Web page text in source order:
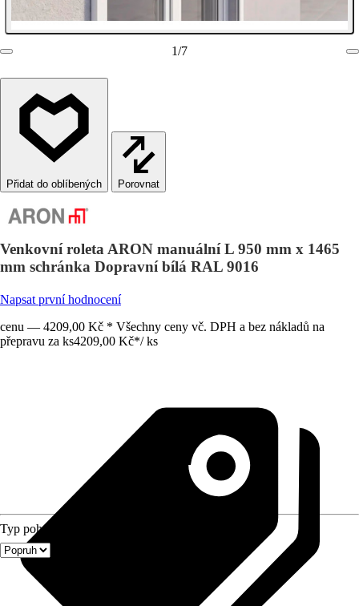
1/7
Porovnat
Venkovní roleta ARON manuální L 950 mm x 1465
mm schránka Dopravní bílá RAL 9016
Napsat první hodnocení
cenu — 4209,00 Kč * Všechny ceny vč. DPH a bez nákladů na
přepravu za ks4209,00 Kč*/ ks
Typ pohonu